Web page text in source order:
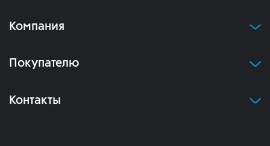
Компания
Покупателю
Контакты